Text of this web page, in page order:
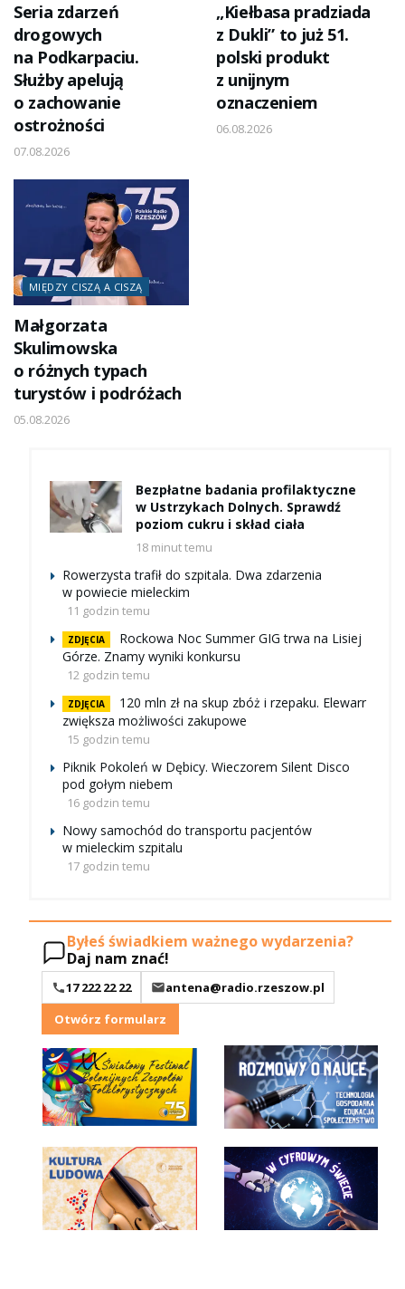
Seria zdarzeń
drogowych
na Podkarpaciu.
Służby apelują
o zachowanie
ostrożności
07.08.2026
„Kiełbasa pradziada
z Dukli” to już 51.
polski produkt
z unijnym
oznaczeniem
06.08.2026
MIĘDZY CISZĄ A CISZĄ
Małgorzata
Skulimowska
o różnych typach
turystów i podróżach
05.08.2026
Bezpłatne badania profilaktyczne
w Ustrzykach Dolnych. Sprawdź
poziom cukru i skład ciała
18 minut temu
Rowerzysta trafił do szpitala. Dwa zdarzenia
w powiecie mieleckim
11 godzin temu
ZDJĘCIA
Rockowa Noc Summer GIG trwa na Lisiej
Górze. Znamy wyniki konkursu
12 godzin temu
ZDJĘCIA
120 mln zł na skup zbóż i rzepaku. Elewarr
zwiększa możliwości zakupowe
15 godzin temu
Piknik Pokoleń w Dębicy. Wieczorem Silent Disco
pod gołym niebem
16 godzin temu
Nowy samochód do transportu pacjentów
w mieleckim szpitalu
17 godzin temu
Byłeś świadkiem ważnego wydarzenia?
Daj nam znać!
17 222 22 22
antena@radio.rzeszow.pl
Otwórz formularz